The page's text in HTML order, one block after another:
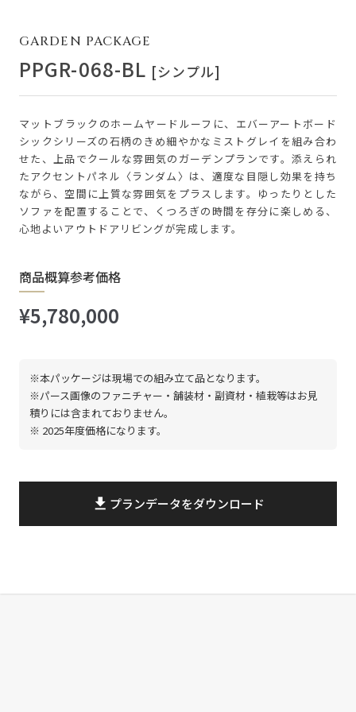
GARDEN PACKAGE
PPGR-068-BL [シンプル]
マットブラックのホームヤードルーフに、エバーアートボード
シックシリーズの石柄のきめ細やかなミストグレイを組み合わ
せた、上品でクールな雰囲気のガーデンプランです。添えられ
たアクセントパネル〈ランダム〉は、適度な目隠し効果を持ち
ながら、空間に上質な雰囲気をプラスします。ゆったりとした
ソファを配置することで、くつろぎの時間を存分に楽しめる、
心地よいアウトドアリビングが完成します。
商品概算参考価格
¥5,780,000
※本パッケージは現場での組み立て品となります。
※パース画像のファニチャー・舗装材・副資材・植栽等はお見
積りには含まれておりません。
※ 2025年度価格になります。
file_download プランデータをダウンロード